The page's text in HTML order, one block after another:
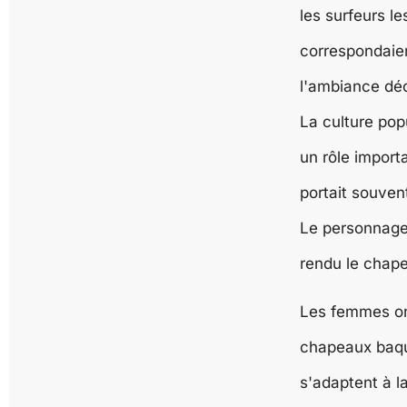
les surfeurs
l'ambiance
La culture
un rôle
portait
Le
rendu le
Les femmes
chapeaux
s'adaptent à